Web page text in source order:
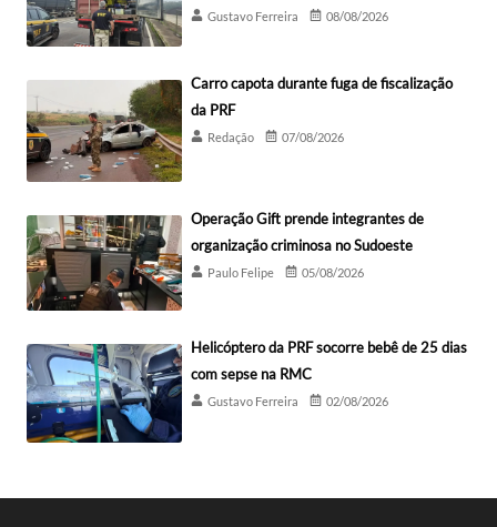
Gustavo Ferreira 08/08/2026
Carro capota durante fuga de fiscalização
da PRF
Redação 07/08/2026
Operação Gift prende integrantes de
organização criminosa no Sudoeste
Paulo Felipe 05/08/2026
Helicóptero da PRF socorre bebê de 25 dias
com sepse na RMC
Gustavo Ferreira 02/08/2026